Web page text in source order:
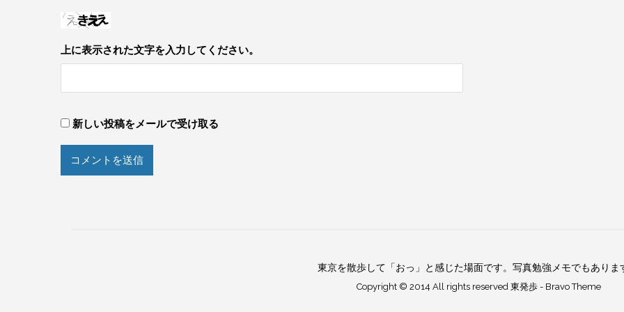
上に表示された文字を入力してください。
新しい投稿をメールで受け取る
東京を散歩して「おっ」と感じた場面です。写真勉強メモでもありま
Copyright © 2014 All rights reserved 東発歩- Bravo Theme